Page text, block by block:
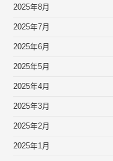
2025年8月
2025年7月
2025年6月
2025年5月
2025年4月
2025年3月
2025年2月
2025年1月